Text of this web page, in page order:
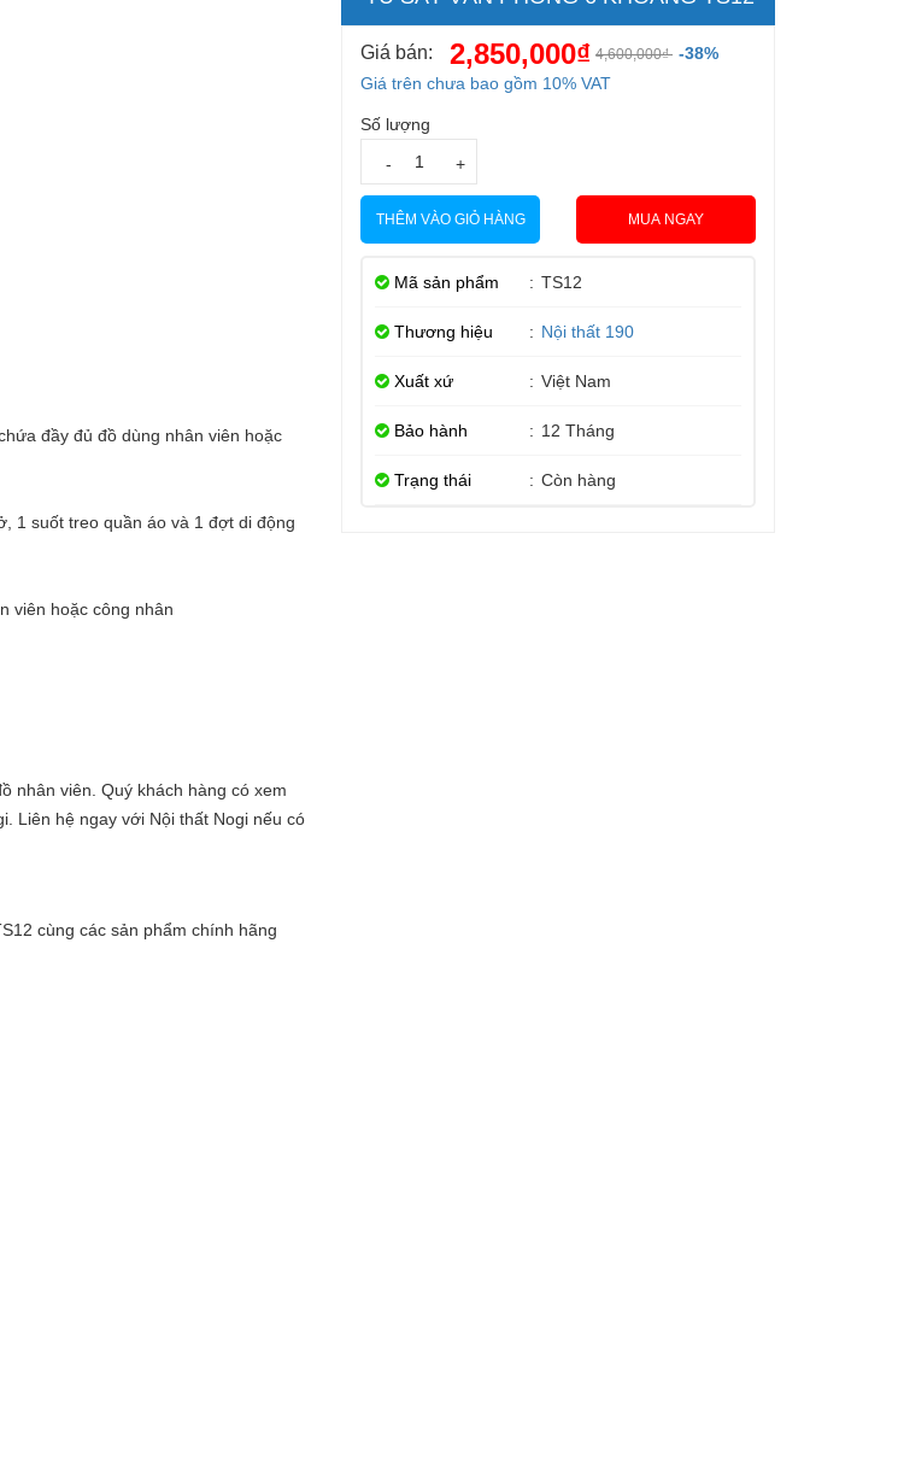
đầy đủ đồ dùng nhân viên hoặc
1 suốt treo quần áo và 1 đợt di động
viên hoặc công nhân
nhân viên. Quý khách hàng có xem
Liên hệ ngay với Nội thất Nogi nếu có
cùng các sản phẩm chính hãng
Giá bán: 2,850,000₫ 4,600,000₫ -38%
Giá trên chưa bao gồm 10% VAT
Số lượng
- +
THÊM VÀO GIỎ HÀNG MUA NGAY
Mã sản phẩm : TS12
Thương hiệu : Nội thất 190
Xuất xứ : Việt Nam
Bảo hành : 12 Tháng
Trạng thái : Còn hàng